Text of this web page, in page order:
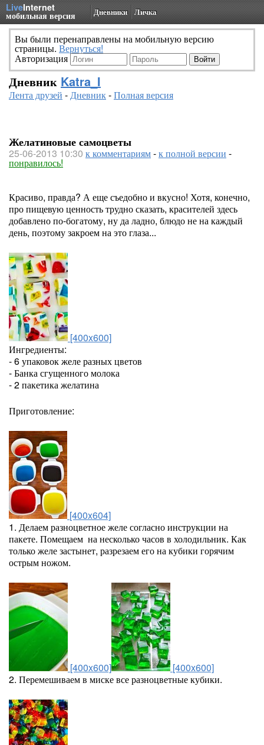
LiveInternet
мобильная версия Дневники Личка
Вы были перенаправлены на мобильную версию
страницы. Вернуться!
Авторизация
Дневник Katra_I
Лента друзей -Дневник-Полная версия
Желатиновые самоцветы
25-06-2013 10:30 к комментариям-к полной версии -
понравилось!
Красиво, правда? А еще съедобно и вкусно! Хотя, конечно,
про пищевую ценность трудно сказать, красителей здесь
добавлено по-богатому, ну да ладно, блюдо не на каждый
день, поэтому закроем на это глаза...
[400x600]
Ингредиенты:
- 6 упаковок желе разных цветов
- Банка сгущенного молока
- 2 пакетика желатина
Приготовление:
[400x604]
1. Делаем разноцветное желе согласно инструкции на
пакете. Помещаем на несколько часов в холодильник. Как
только желе застынет, разрезаем его на кубики горячим
острым ножом.
[400x600]
[400x600]
2. Перемешиваем в миске все разноцветные кубики.